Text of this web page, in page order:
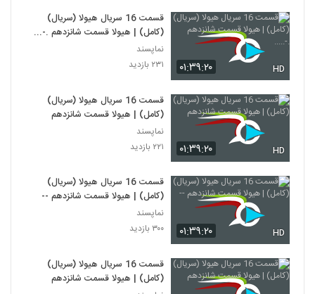
۰۱:۳۹:۲۰ HD
قسمت 16 سریال هیولا (سریال)
(کامل) | هیولا قسمت شانزدهم .-.....
نماپسند
۲۳۱ بازدید
۰۱:۳۹:۲۰ HD
قسمت 16 سریال هیولا (سریال)
(کامل) | هیولا قسمت شانزدهم
نماپسند
۲۲۱ بازدید
۰۱:۳۹:۲۰ HD
قسمت 16 سریال هیولا (سریال)
(کامل) | هیولا قسمت شانزدهم --
نماپسند
۳۰۰ بازدید
قسمت 16 سریال هیولا (سریال)
(کامل) | هیولا قسمت شانزدهم